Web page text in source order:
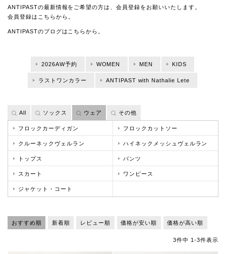
ANTIPASTの最新情報をご希望の方は、会員登録をお願いいたします。
会員登録は こちらから。
ANTIPASTのブログは こちらから。
All ソックス ウェア その他
2026AW予約 WOMEN MEN KIDS
ラストワンカラー ANTIPAST with Nathalie Lete
フロックカーディガン フロックカットソー
クルーネックヴェルラン ハイネックメッシュヴェルラン
トップス パンツ
スカート ワンピース
ジャケット・コート
おすすめ順 新着順 レビュー順 価格が安い順 価格が高い順
3件中 1-3件表示